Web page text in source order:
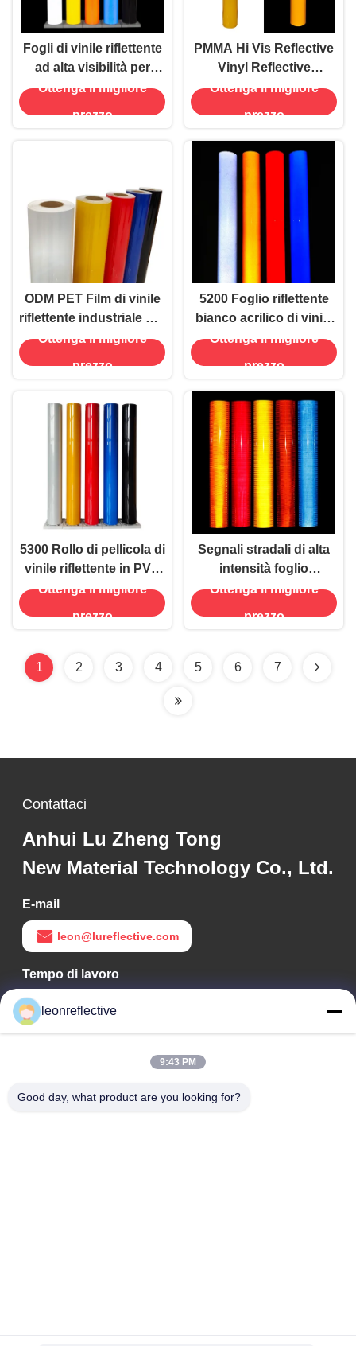
Fogli di vinile riflettente
ad alta visibilità per
segnali stampabili
Ottenga il migliore
prezzo
PMMA Hi Vis Reflective
Vinyl Reflective
Adhesive Film per
Ottenga il migliore
prezzo
ODM PET Film di vinile
riflettente industriale per
segnali stradali di
Ottenga il migliore
prezzo
5200 Foglio riflettente
bianco acrilico di vinile
di classe I per segnali
Ottenga il migliore
prezzo
5300 Rollo di pellicola di
vinile riflettente in PVC
stampabile
Ottenga il migliore
prezzo
Segnali stradali di alta
intensità foglio
retroreflettente
Ottenga il migliore
prezzo
1 2 3 4 5 6 7
Contattaci
Anhui Lu Zheng Tong
New Material Technology Co., Ltd.
E-mail
leon@lureflective.com
Tempo di lavoro
9:00-18:00
Il nostro indirizzo
zona ad alta tecnologia, Hefei, Anhui, Cina
leonreflective
9:43 PM
Good day, what product are you looking for?